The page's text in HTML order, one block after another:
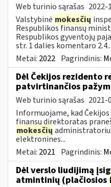
Web turinio sąrašas 2022-
Valstybinė mokesčių
Respublikos finansų
Respublikos gyventojų
str. 1 dalies komentaro 2.4...
Metai: 2022 Pagrindinis:
Dėl Čekijos rezidento
patvirtinančios
Web turinio sąrašas 2021-
Informuojame, kad
finansų direktoratas
mokesčių
elektronines...
Metai: 2021 Pagrindinis:
Dėl verslo liudijimą
atmintinių (plačiosios